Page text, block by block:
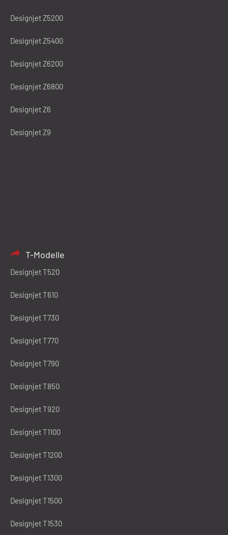
Designjet Z5200
Designjet Z5400
Designjet Z6200
Designjet Z6800
Designjet Z6
Designjet Z9
T-Modelle
Designjet T520
Designjet T610
Designjet T730
Designjet T770
Designjet T790
Designjet T850
Designjet T920
Designjet T1100
Designjet T1200
Designjet T1300
Designjet T1500
Designjet T1530